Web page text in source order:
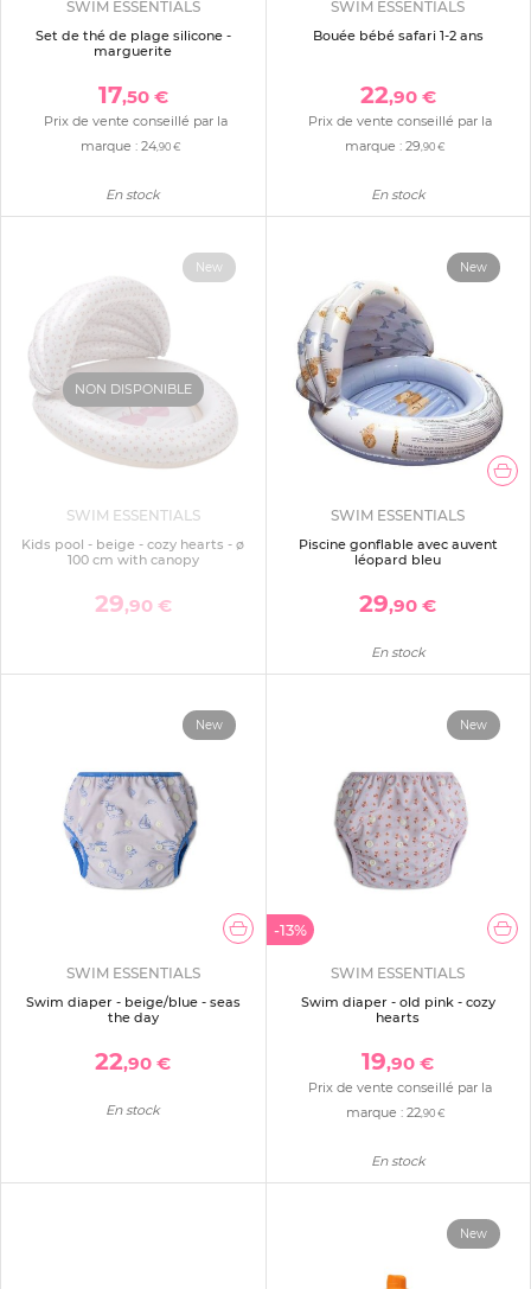
SWIM ESSENTIALS
Set de thé de plage silicone -
marguerite
17,50 €
Prix de vente conseillé par la
marque : 24,90 €
En stock
SWIM ESSENTIALS
Bouée bébé safari 1-2 ans
22,90 €
Prix de vente conseillé par la
marque :29,90 €
En stock
NON DISPONIBLE
New
SWIM ESSENTIALS
Kids pool - beige - cozy hearts - ø
100 cm with canopy
29,90 €
New
SWIM ESSENTIALS
Piscine gonflable avec auvent
léopard bleu
29,90 €
En stock
New
SWIM ESSENTIALS
Swim diaper - beige/blue - seas
the day
22,90 €
En stock
-13%
New
SWIM ESSENTIALS
Swim diaper - old pink - cozy
hearts
19,90 €
Prix de vente conseillé par la
marque : 22,90 €
En stock
New